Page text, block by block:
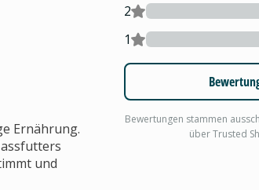
Ernährung.
und
2
1
Bewertungen stammen
über Trusted